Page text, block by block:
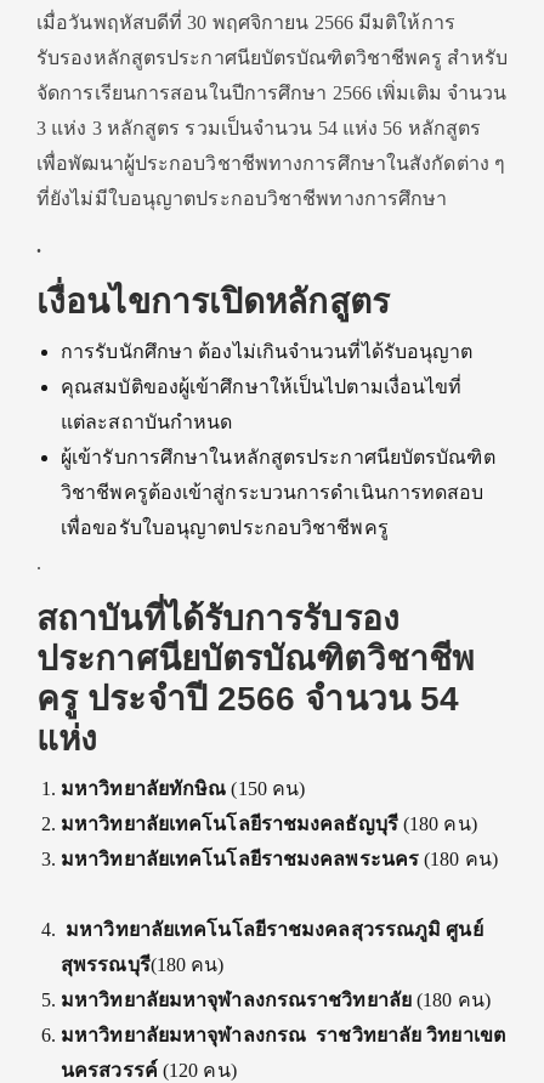
เมื่อวันพฤหัสบดีที่ 30 พฤศจิกายน 2566 มีมติให้การ
รับรองหลักสูตรประกาศนียบัตรบัณฑิตวิชาชีพครู สำหรับ
จัดการเรียนการสอนในปีการศึกษา 2566 เพิ่มเติม จำนวน
3 แห่ง 3 หลักสูตร รวมเป็นจำนวน 54 แห่ง 56 หลักสูตร
เพื่อพัฒนาผู้ประกอบวิชาชีพทางการศึกษาในสังกัดต่าง ๆ
ที่ยังไม่มีใบอนุญาตประกอบวิชาชีพทางการศึกษา
.
เงื่อนไขการเปิดหลักสูตร
การรับนักศึกษา ต้องไม่เกินจำนวนที่ได้รับอนุญาต
คุณสมบัติของผู้เข้าศึกษาให้เป็นไปตามเงื่อนไขที่
แต่ละสถาบันกำหนด
ผู้เข้ารับการศึกษาในหลักสูตรประกาศนียบัตรบัณฑิต
วิชาชีพครูต้องเข้าสู่กระบวนการดำเนินการทดสอบ
เพื่อขอรับใบอนุญาตประกอบวิชาชีพครู
.
สถาบันที่ได้รับการรับรอง
ประกาศนียบัตรบัณฑิตวิชาชีพ
ครู ประจำปี 2566 จำนวน 54
แห่ง
มหาวิทยาลัยทักษิณ(150 คน)
มหาวิทยาลัยเทคโนโลยีราชมงคลธัญบุรี (180 คน)
มหาวิทยาลัยเทคโนโลยีราชมงคลพระนคร(180 คน)
มหาวิทยาลัยเทคโนโลยีราชมงคลสุวรรณภูมิ ศูนย์
สุพรรณบุรี(180 คน)
มหาวิทยาลัยมหาจุฬาลงกรณราชวิทยาลัย (180 คน)
มหาวิทยาลัยมหาจุฬาลงกรณ ราชวิทยาลัย วิทยาเขต
นครสวรรค์ (120 คน)